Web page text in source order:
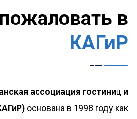
в
КАГиР
ассоциация гостиниц и
основана в 1998 году как